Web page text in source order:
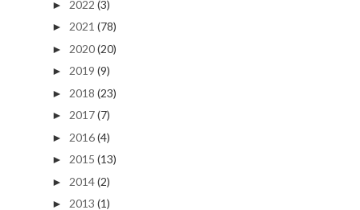
► 2022 (3)
► 2021 (78)
► 2020(20)
► 2019 (9)
► 2018 (23)
► 2017(7)
► 2016(4)
► 2015 (13)
► 2014(2)
► 2013 (1)